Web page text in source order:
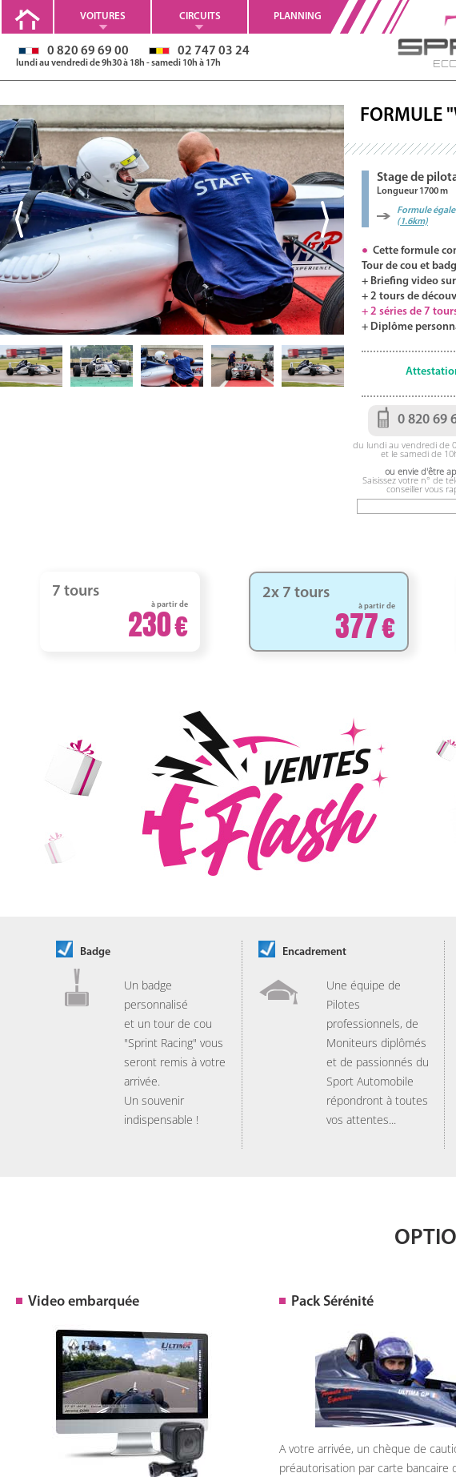
VOITURES CIRCUITS PLANNING
0 820 69 69 00 02 747 03 24
lundi au vendredi de 9h30 à 18h - samedi 10h à 17h
FORMULE
Stage de
Longueur 1700 m
Formule
(1.6km)
Cette formule
Tour de cou et
+ Briefing video
+ 2 tours de
+ 2 séries de 7
+ Diplôme
0 820 69
du lundi au vendredi de
et le samedi de
ou envie d'être
Saisissez votre n° de
conseiller vous
7 tours
à partir de
230
2x 7 tours
à partir de
377
Badge
Un badge
personnalisé
et un tour de cou
"Sprint Racing" vous
seront remis à votre
arrivée.
Un souvenir
indispensable !
Encadrement
Une équipe de
Pilotes
professionnels, de
Moniteurs diplômés
et de passionnés du
Sport Automobile
répondront à toutes
vos attentes...
Video embarquée Pack Sérénité
A votre arrivée, un chèque de
préautorisation par carte